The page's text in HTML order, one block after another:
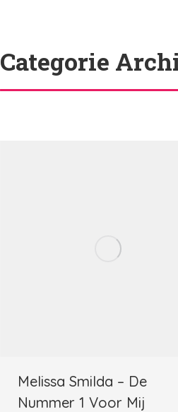
Categorie
Melissa Smilda – De
Nummer 1 Voor Mij